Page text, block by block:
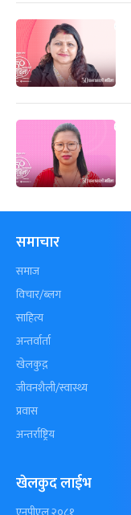
समाचार
समाज
विचार/ब्लग
साहित्य
अन्तर्वार्ता
खेलकुद़़
जीवनशैली/स्वास्थ्य
प्रवास
अन्तर्राष्ट्रिय
खेलकुद लाईभ